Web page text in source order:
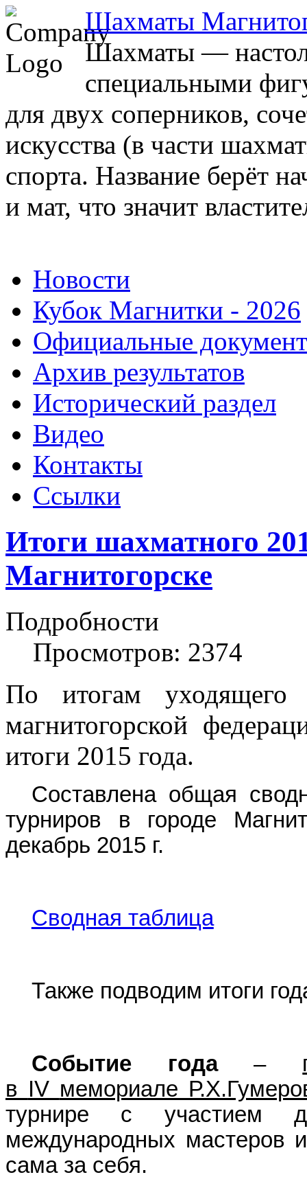
Шахматы
Шахматы —
специальными
для двух соперников,
искусства (в части
спорта. Название берёт
и мат, что значит
Новости
Кубок Магнитки - 2026
Официальные
Архив результатов
Исторический раздел
Видео
Контакты
Ссылки
Итоги шахматного
Магнитогорске
Подробности
Просмотров: 2374
По итогам уходящего
магнитогорской
итоги 2015 года.
Составлена общая
турниров в городе
декабрь 2015 г.
Сводная таблица
Также подводим итоги
Событие года–
в IV мемориале
турнире с участием
международных мастеров
сама за себя.